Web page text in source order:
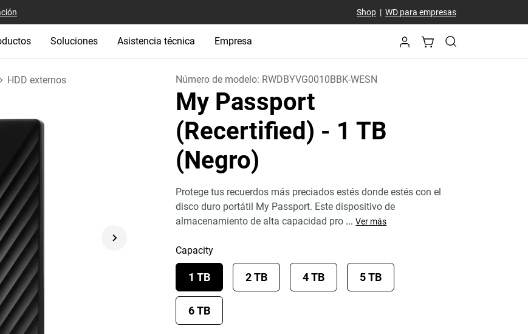
Shop| WD para empresas
Soluciones Asistencia técnica Empresa
HDD externos Número de modelo: RWDBYVG0010BBK-WESN
My Passport
(Recertified) - 1 TB
(Negro)
Protege tus recuerdos más preciados estés donde estés con el
disco duro portátil My Passport. Este dispositivo de
almacenamiento de alta capacidad pro ... Ver más
Capacity
1 TB 2 TB 4 TB 5 TB
6 TB